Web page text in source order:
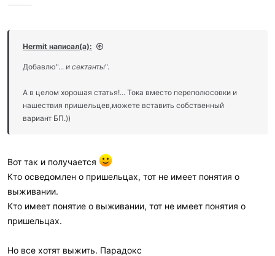
----------
Hermit написал(а):
Добавлю"... и сектанты".
А в целом хорошая статья!... Тока вместо переполюсовки и
нашествия пришельцев,можете вставить собственный
вариант БП.))
Вот так и получается
Кто осведомлен о пришельцах, тот не имеет понятия о
выживании.
Кто имеет понятие о выживании, тот не имеет понятия о
пришельцах.
Но все хотят выжить. Парадокс